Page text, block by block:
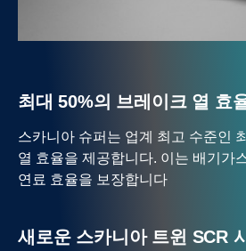
최대 50%의 브레이크 열 효
스카니아 슈퍼는 업계 최고 수준인
열 효율을 제공합니다. 이는 배기가
연료 효율을 보장합니다
새로운 스카니아 트윈 SCR